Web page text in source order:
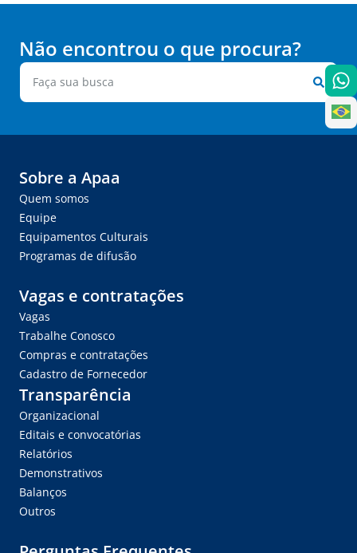
Não encontrou o que procura?
Sobre a Apaa
Quem somos
Equipe
Equipamentos Culturais
Programas de difusão
Vagas e contratações
Vagas
Trabalhe Conosco
Compras e contratações
Cadastro de Fornecedor
Transparência
Organizacional
Editais e convocatórias
Relatórios
Demonstrativos
Balanços
Outros